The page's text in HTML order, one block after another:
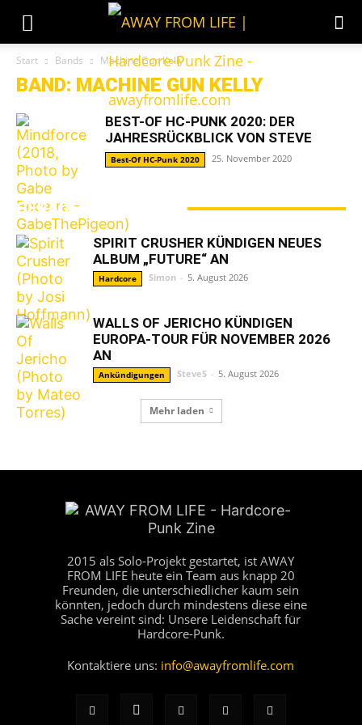
Start Bands Machine Gun Kelly
BAND: MACHINE GUN KELLY
BEST-OF HC-PUNK 2020: DER
JAHRESRÜCKBLICK VON STEVE
Best-Of HC-Punk 2020 25. November 2020
GERADE ANGESAGT
SPIRIT CRUSHER KÜNDIGEN NEUES
ALBUM „FUTURE“ AN
Hardcore Simon - 5. August 2026
WALLS OF JERICHO KÜNDIGEN
EUROPA-TOUR FÜR NOVEMBER 2026
AN
Ankündigungen SteveS - 5. August 2026
Mehr laden
2015 als Solo-Projekt gestartet, ist AWAY
FROM LIFE heute ein Team aus knapp 20
Freunden, die unterschiedlicher kaum sein
könnten, jedoch durch mindestens diese eine
Sache vereint sind: Unsere Leidenschaft für
Hardcore-Punk.
Kontaktiere uns: info@awayfromlife.com